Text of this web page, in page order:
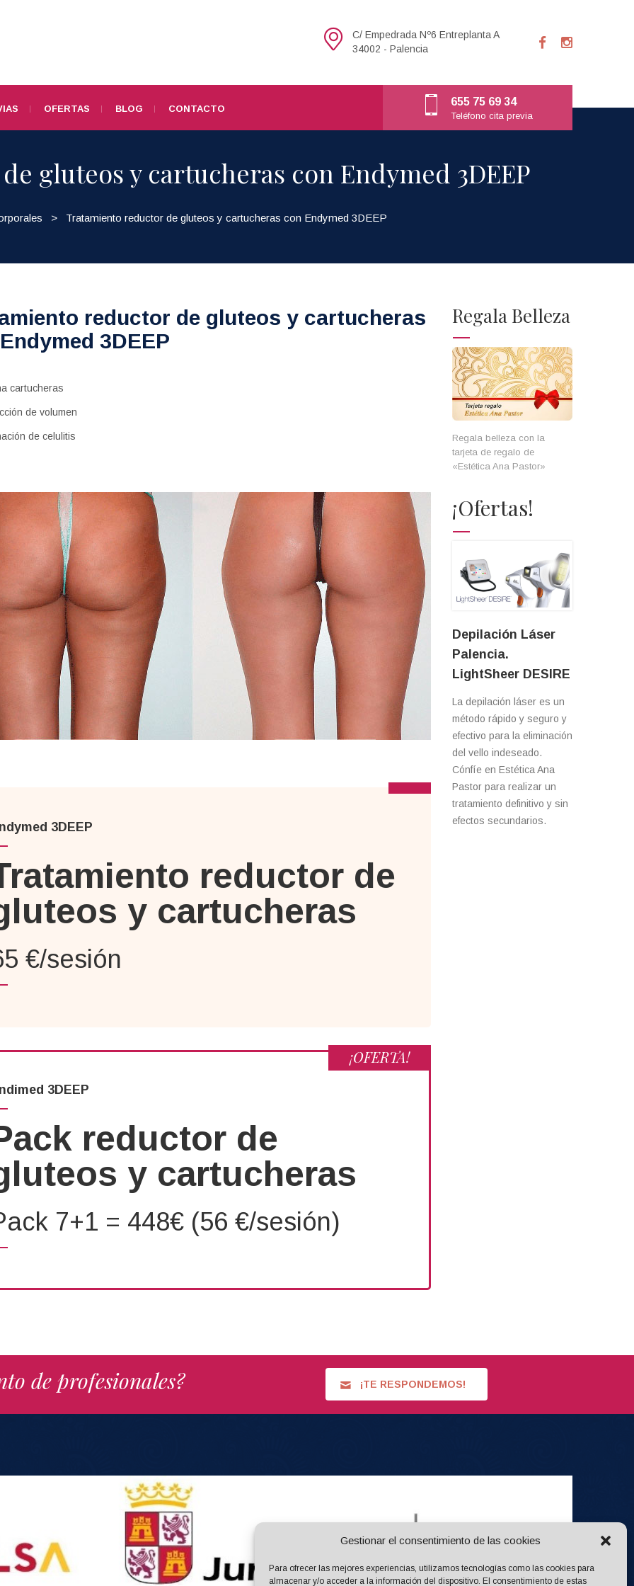
Gestionar el consentimiento de las cookies
Para ofrecer las mejores experiencias, utilizamos tecnologías como las cookies para
almacenar y/o acceder a la información del dispositivo. El consentimiento de estas
C/ Empedrada Nº6 Entreplanta A
34002 - Palencia
OFERTAS BLOG CONTACTO
655 75 69 34
Teléfono cita previa
gluteos y cartucheras con Endymed 3DEEP
> Tratamiento reductor de gluteos y cartucheras con Endymed 3DEEP
reductor de gluteos y cartucheras
3DEEP
cartucheras
de volumen
de celulitis
3DEEP
reductor de
y cartucheras
€/sesión
3DEEP
reductor de
y cartucheras
7+1 = 448€ (56 €/sesión)
¡OFERTA!
Regala Belleza
Regala belleza con la
tarjeta de regalo de
«Estética Ana Pastor»
¡Ofertas!
Depilación Láser
Palencia.
LightSheer DESIRE
La depilación láser es un
método rápido y seguro y
efectivo para la eliminación
del vello indeseado.
Cónfíe en Estética Ana
Pastor para realizar un
tratamiento definitivo y sin
efectos secundarios.
de profesionales? ¡TE RESPONDEMOS!